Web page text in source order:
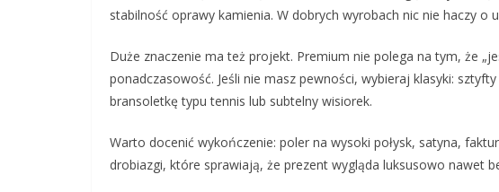
stabilność oprawy kamienia. W dobrych wyrobach nic nie haczy o
Duże znaczenie ma też projekt. Premium nie polega na tym, że
ponadczasowość. Jeśli nie masz pewności, wybieraj klasyki:
bransoletkę typu tennis lub subtelny wisiorek.
Warto docenić wykończenie: poler na wysoki połysk, satyna,
drobiazgi, które sprawiają, że prezent wygląda luksusowo nawet